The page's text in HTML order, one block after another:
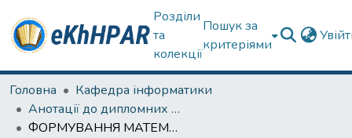
Розділи
та
колекції
Пошук за
критеріями
Головна
Кафедра інформатики
Анотації до дипломних робіт
ФОРМУВАННЯ МАТЕМАТИЧНОЇ КОМПЕТЕНТНОСТІ МАЙБУТНІХ УЧИТЕЛІВ